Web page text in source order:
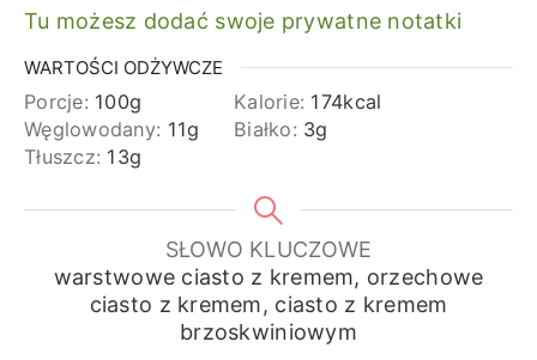
Tu możesz dodać swoje prywatne notatki
WARTOŚCI ODŻYWCZE
Porcje: 100g Kalorie: 174kcal
Węglowodany: 11g Białko: 3g
Tłuszcz: 13g
SŁOWO KLUCZOWE
warstwowe ciasto z kremem, orzechowe
ciasto z kremem, ciasto z kremem
brzoskwiniowym